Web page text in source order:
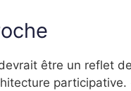
être un reflet
participative.